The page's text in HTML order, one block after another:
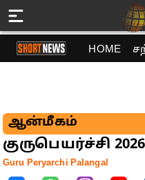
HOME
ஆன்மீகம்
குருபெயர்ச்சி
Guru Peryarchi Palangal